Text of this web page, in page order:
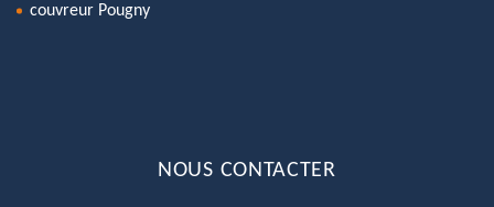
couvreur Pougny
NOUS CONTACTER